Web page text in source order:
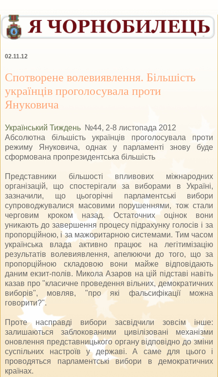
02.11.12
Спотворене волевиявлення. Більшість
українців проголосувала проти
Януковича
Український Тиждень №44, 2-8 листопада 2012
Абсолютна більшість українців проголосувала проти
режиму Януковича, однак у парламенті знову буде
сформована пропрезидентська більшість
Представники більшості впливових міжнародних
організацій, що спостерігали за виборами в Україні,
зазначили, що цьогорічні парламентські вибори
супроводжувалися масовими порушеннями, тож стали
черговим кроком назад. Остаточних оцінок вони
уникають до завершення процесу підрахунку голосів і за
пропорційною, і за мажоритарною системами. Тим часом
українська влада активно працює на легітимізацію
результатів волевиявлення, апелюючи до того, що за
про­порційною складовою вони майже відповідають
даним екзит-полів. Микола Азаров на цій підставі навіть
казав про "класичне проведення вільних, демократичних
виборів", мовляв, "про які фальсифікації можна
говорити?".
Проте насправді вибори засвідчили зовсім інше:
залишаються заблокованими цивілізовані механізми
оновлення представницького органу відповідно до зміни
суспільних настроїв у державі. А саме для цього і
проводяться парламентські вибори в демократичних
країнах.